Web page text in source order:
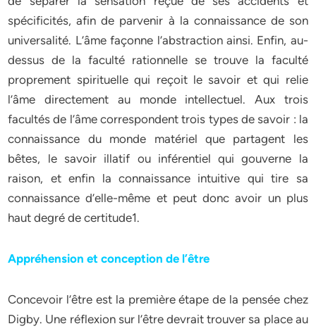
spécificités, afin de parvenir à la connaissance de son
universalité. L’âme façonne l’abstraction ainsi. Enfin, au-
dessus de la faculté rationnelle se trouve la faculté
proprement spirituelle qui reçoit le savoir et qui relie
l’âme directement au monde intellectuel. Aux trois
facultés de l’âme correspondent trois types de savoir : la
connaissance du monde matériel que partagent les
bêtes, le savoir illatif ou inférentiel qui gouverne la
raison, et enfin la connaissance intuitive qui tire sa
connaissance d’elle-même et peut donc avoir un plus
haut degré de certitude1.
Appréhension et conception de l’être
Concevoir l’être est la première étape de la pensée chez
Digby. Une réflexion sur l’être devrait trouver sa place au